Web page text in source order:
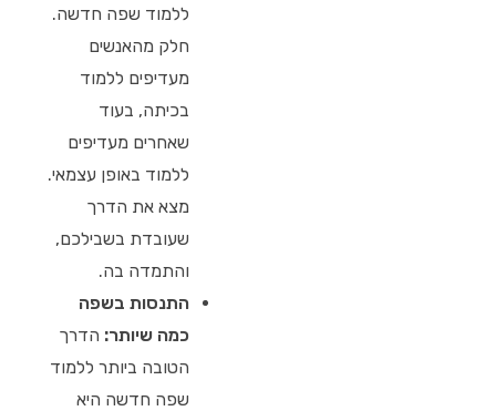
ללמוד שפה חדשה.
חלק מהאנשים
מעדיפים ללמוד
בכיתה, בעוד
שאחרים מעדיפים
ללמוד באופן עצמאי.
מצא את הדרך
שעובדת בשבילכם,
והתמדה בה.
התנסות בשפה
כמה שיותר: הדרך
הטובה ביותר ללמוד
שפה חדשה היא